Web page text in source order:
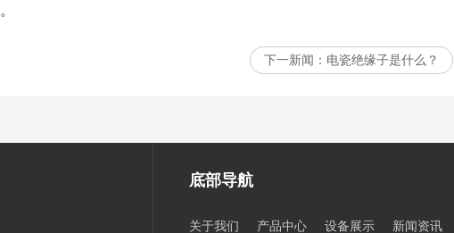
下一新闻： 电瓷绝缘子是什么？
底部导航
关于我们 产品中心 设备展示 新闻资讯